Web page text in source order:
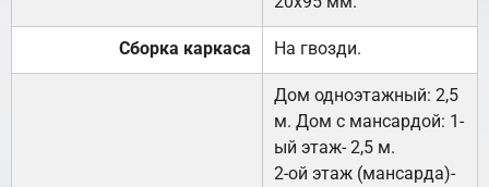
Сборка каркаса На гвозди.
Дом одноэтажный: 2,5
м. Дом с мансардой: 1-
ый этаж- 2,5 м.
2-ой этаж (мансарда)-